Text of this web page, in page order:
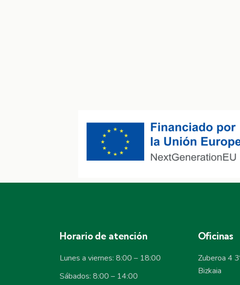
Horario de atención
Lunes a viernes: 8:00 – 18:00
Sábados: 8:00 – 14:00
Oficinas
Zuberoa 4
Bizkaia